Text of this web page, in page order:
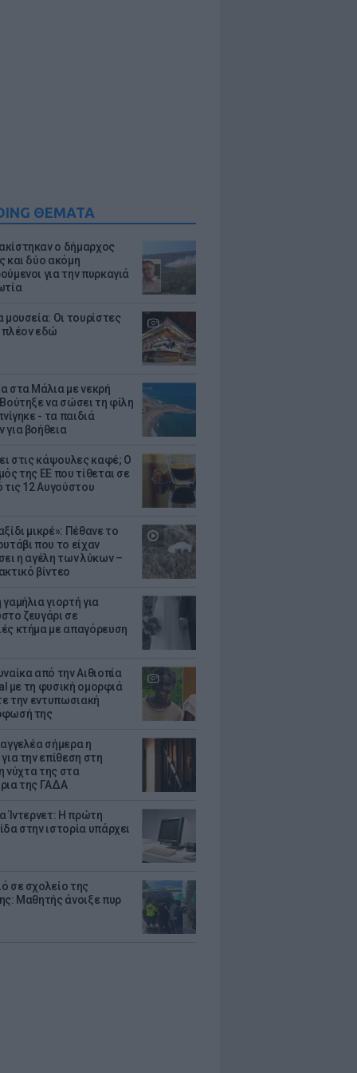
ΘΕΜΑΤΑ
ο δήμαρχος
και δύο ακόμη
για την πυρκαγιά
μουσεία: Οι τουρίστες
πλέον εδώ
στα Μάλια με νεκρή
να σώσει τη φίλη
- τα παιδιά
για βοήθεια
στις κάψουλες καφέ; Ο
της ΕΕ που τίθεται σε
τις 12 Αυγούστου
μικρέ»: Πέθανε το
που το είχαν
η αγέλη των λύκων –
βίντεο
γιορτή για
ζευγάρι σε
κτήμα με απαγόρευση
από την Αιθιοπία
με τη φυσική ομορφιά
την εντυπωσιακή
της
σήμερα η
την επίθεση στη
νύχτα της στα
της ΓΑΔΑ
Ίντερνετ: Η πρώτη
στην ιστορία υπάρχει
σε σχολείο της
Μαθητής άνοιξε πυρ